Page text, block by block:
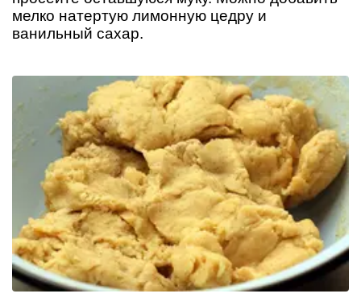
мелко натертую лимонную цедру и
ванильный сахар.